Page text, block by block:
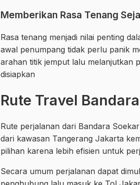
Memberikan Rasa Tenang
Rasa tenang menjadi nilai penting
awal penumpang tidak perlu panik
arahan titik jemput lalu melanjutkan
disiapkan
Rute Travel
Rute perjalanan dari Bandara
dari kawasan Tangerang Jakarta
pilihan karena lebih efisien untuk
Secara umum perjalanan dapat